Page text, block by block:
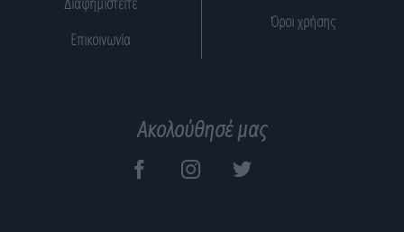
Διαφημιστείτε
Επικοινωνία
Όροι χρήσης
Ακολούθησέ μας